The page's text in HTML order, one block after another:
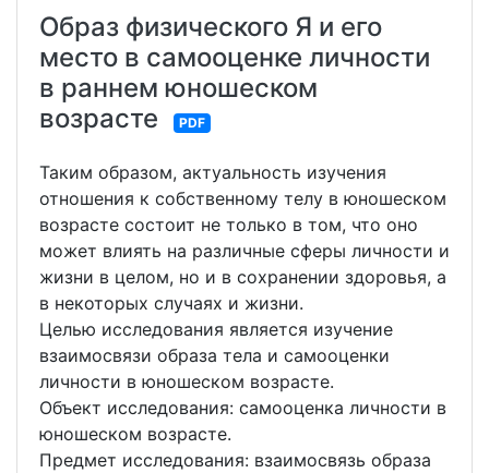
Образ физического Я и его
место в самооценке личности
в раннем юношеском
возрасте
PDF
Таким образом, актуальность изучения
отношения к собственному телу в юношеском
возрасте состоит не только в том, что оно
может влиять на различные сферы личности и
жизни в целом, но и в сохранении здоровья, а
в некоторых случаях и жизни.
Целью исследования является изучение
взаимосвязи образа тела и самооценки
личности в юношеском возрасте.
Объект исследования: самооценка личности в
юношеском возрасте.
Предмет исследования: взаимосвязь образа